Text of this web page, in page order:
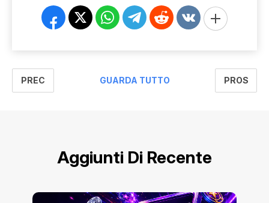
PREC GUARDA TUTTO PROS
Aggiunti Di Recente